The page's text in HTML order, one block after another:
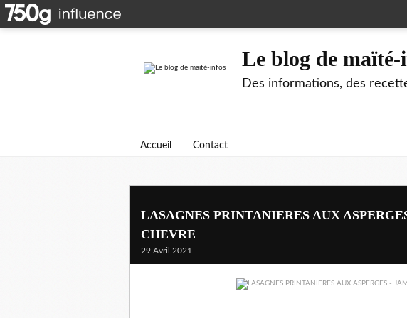
Le blog de maïté-
Des informations, des
Accueil Contact
LASAGNES PRINTANIERES AUX
CHEVRE
29 Avril 2021